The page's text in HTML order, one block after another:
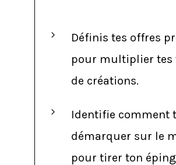
Définis tes offres
pour multiplier tes
de créations.
Identifie comment
démarquer sur le
pour tirer ton